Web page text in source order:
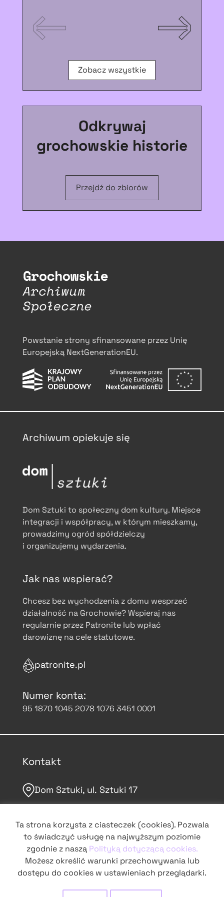
Zobacz wszystkie
Odkrywaj
grochowskie historie
Przejdź do zbiorów
Powstanie strony sfinansowane przez Unię
Europejską NextGenerationEU.
Archiwum opiekuje się
Dom Sztuki to społeczny dom kultury. Miejsce
integracji i współpracy, w którym mieszkamy,
prowadzimy ogród spółdzielczy
i organizujemy wydarzenia.
Jak nas wspierać?
Chcesz bez wychodzenia z domu wesprzeć
działalność na Grochowie? Wspieraj nas
regularnie przez Patronite lub wpłać
darowiznę na cele statutowe.
patronite.pl
Numer konta:
95 1870 1045 2078 1076 3451 0001
Kontakt
Dom Sztuki, ul. Sztuki 17
domsztuki.org
grochowskie@domsztuki.org
śledź nas na Instagramie
Ta strona korzysta z ciasteczek (cookies). Pozwala
to świadczyć usługę na najwyższym poziomie
zgodnie z naszą Polityką dotyczącą cookies.
Możesz określić warunki przechowywania lub
dostępu do cookies w ustawieniach przeglądarki.